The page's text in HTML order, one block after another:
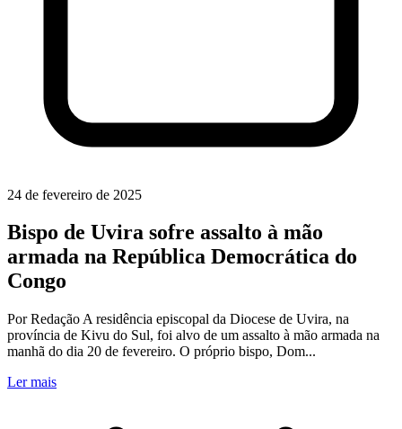
24 de fevereiro de 2025
Bispo de Uvira sofre assalto à mão
armada na República Democrática do
Congo
Por Redação A residência episcopal da Diocese de Uvira, na
província de Kivu do Sul, foi alvo de um assalto à mão armada na
manhã do dia 20 de fevereiro. O próprio bispo, Dom...
Ler mais